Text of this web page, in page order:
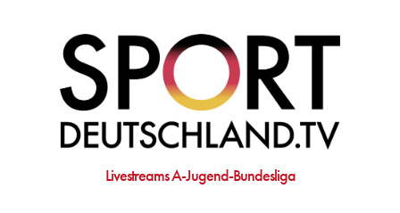
Livestreams A-Jugend-Bundesliga